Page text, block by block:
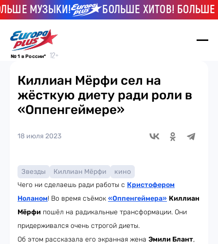
МУЗЫКИ! БОЛЬШЕ ХИТОВ! БОЛЬШЕ
№ 1 в России*
Киллиан Мёрфи сел на
жёсткую диету ради роли в
«Оппенгеймере»
18 июля 2023
Звезды Киллиан Мёрфи
кино
Чего ни сделаешь ради работы с Кристофером
Ноланом! Во время съёмок «Оппенгеймера» Киллиан
Мёрфи пошёл на радикальные трансформации. Они
придерживался очень строгой диеты.
Об этом рассказала его экранная жена Эмили Блант,